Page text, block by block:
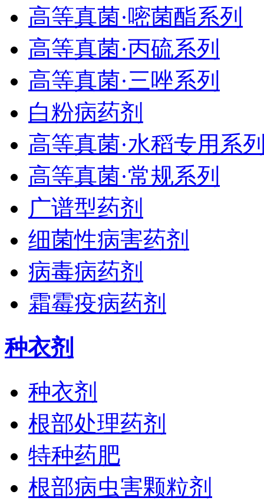
高等真菌·嘧菌酯系列
高等真菌·丙硫系列
高等真菌·三唑系列
白粉病药剂
高等真菌·水稻专用系
高等真菌·常规系列
广谱型药剂
细菌性病害药剂
病毒病药剂
霜霉疫病药剂
种衣剂
种衣剂
根部处理药剂
特种药肥
根部病虫害颗粒剂